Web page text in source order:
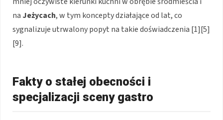
na Jeżycach, w tym koncepty działające od lat, co
sygnalizuje utrwalony popyt na takie doświadczenia [1][5]
[9].
Fakty o stałej obecności i
specjalizacji sceny gastro